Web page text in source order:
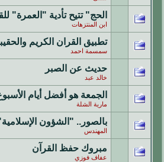
الحج" تتيح تأدية "العمرة"
ابن المنتزهات
تطبيق القران الكريم
سمسمة احمد
حديث عن الصبر
خالد عبد
الجمعة هو أفضل أيام
مارية الشلة
بالصور.. "الشؤون
المهندس
مبروك حفظ القرآن
عفاف فوزي